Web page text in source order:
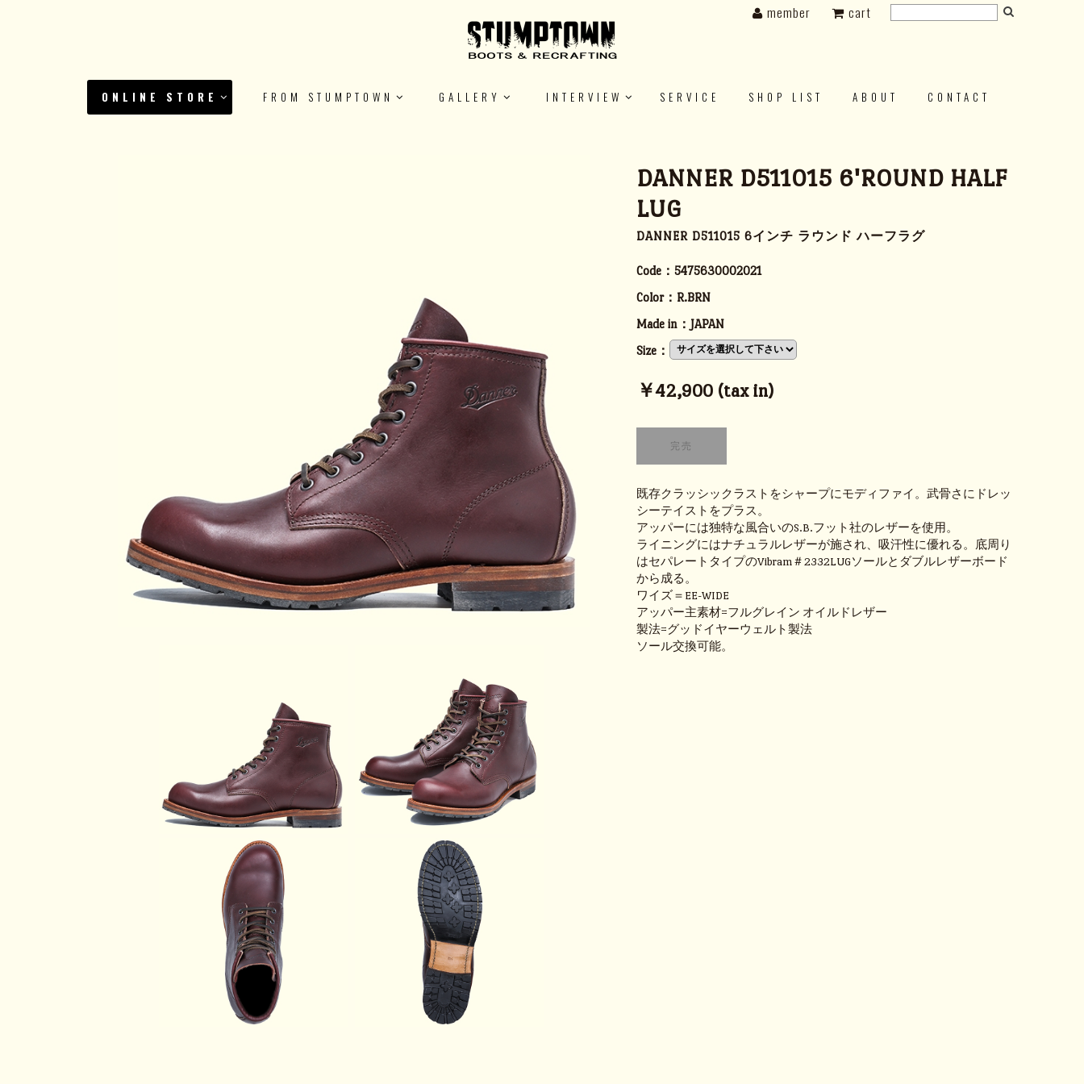
ONLINE STORE FROM STUMPTOWN GALLERY INTERVIEW SERVICE SHOP LIST ABOUT CONTACT
member cart
DANNER D511015 6'ROUND HALF
LUG
DANNER D511015 6インチ ラウンド ハーフラグ
Code： 5475630002021
Color： R.BRN
Made in： JAPAN
Size：
￥42,900 (tax in)
既存クラッシックラストをシャープにモディファイ。武骨さにドレッ
シーテイストをプラス。
アッパーには独特な風合いのS.B.フット社のレザーを使用。
ライニングにはナチュラルレザーが施され、吸汗性に優れる。底周り
はセパレートタイプのVibram＃2332LUGソールとダブルレザーボード
から成る。
ワイズ＝EE-WIDE
アッパー主素材=フルグレイン オイルドレザー
製法=グッドイヤーウェルト製法
ソール交換可能。